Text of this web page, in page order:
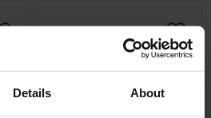
Details About